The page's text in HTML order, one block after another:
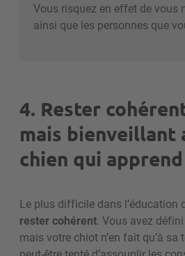
Vous risquez en effet de vous
ainsi que les personnes que
4. Rester
mais bienveillant
chien qui apprend
Le plus difficile dans l’éducation
rester cohérent. Vous avez
mais votre chiot n’en fait qu’à sa